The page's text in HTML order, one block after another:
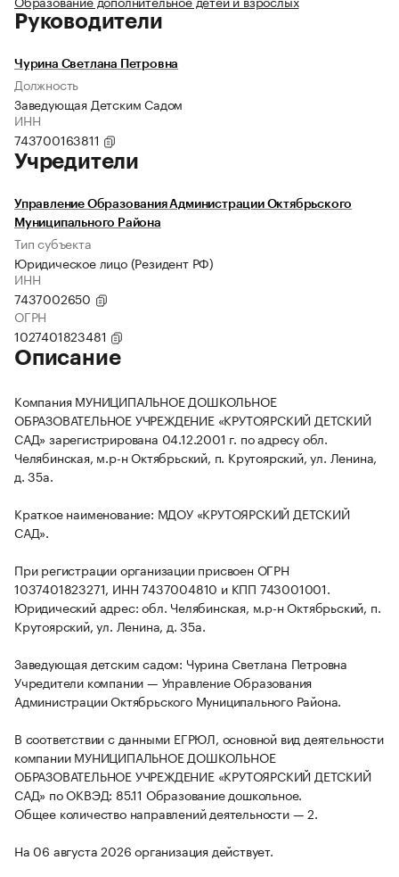
Руководители
Чурина Светлана Петровна
Должность
Заведующая Детским Садом
ИНН
743700163811
Учредители
Управление Образования Администрации Октябрьского
Муниципального Района
Тип субъекта
Юридическое лицо (Резидент РФ)
ИНН
7437002650
ОГРН
1027401823481
Описание
Компания МУНИЦИПАЛЬНОЕ ДОШКОЛЬНОЕ
ОБРАЗОВАТЕЛЬНОЕ УЧРЕЖДЕНИЕ «КРУТОЯРСКИЙ ДЕТСКИЙ
САД» зарегистрирована 04.12.2001 г. по адресу обл.
Челябинская, м.р-н Октябрьский, п. Крутоярский, ул. Ленина,
д. 35а.
Краткое наименование: МДОУ «КРУТОЯРСКИЙ ДЕТСКИЙ
САД».
При регистрации организации присвоен ОГРН
1037401823271, ИНН 7437004810 и КПП 743001001.
Юридический адрес: обл. Челябинская, м.р-н Октябрьский, п.
Крутоярский, ул. Ленина, д. 35а.
Заведующая детским садом: Чурина Светлана Петровна
Учредители компании — Управление Образования
Администрации Октябрьского Муниципального Района.
В соответствии с данными ЕГРЮЛ, основной вид деятельности
компании МУНИЦИПАЛЬНОЕ ДОШКОЛЬНОЕ
ОБРАЗОВАТЕЛЬНОЕ УЧРЕЖДЕНИЕ «КРУТОЯРСКИЙ ДЕТСКИЙ
САД» по ОКВЭД: 85.11 Образование дошкольное.
Общее количество направлений деятельности — 2.
На 06 августа 2026 организация действует.